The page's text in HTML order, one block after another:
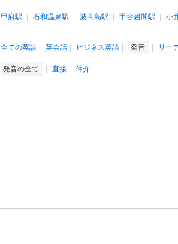
甲府駅 石和温泉駅 波高島駅 甲斐岩間駅 小
全ての英語 英会話 ビジネス英語 発音 リー
発音の全て 直接 仲介